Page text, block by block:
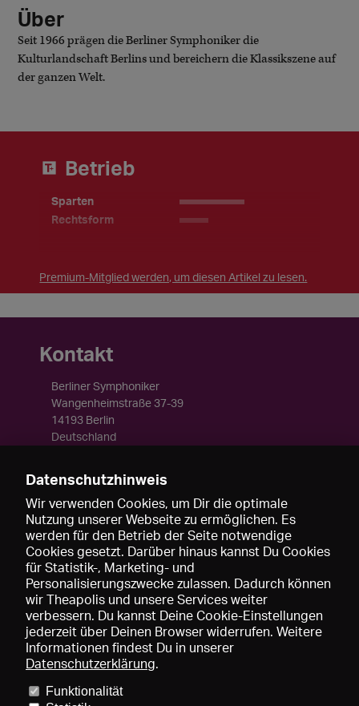
Über
Seit 1966 prägen die Berliner Symphoniker die
Kulturlandschaft Berlins und bereichern die Klassikszene auf
der ganzen Welt.
Betrieb
Sparten _________
Rechtsform ____
Premium-Mitglied werden, um diesen Artikel zu lesen.
Kontakt
Berliner Symphoniker
Wangenheimstraße 37-39
14193 Berlin
Deutschland
kontakt@berliner-symphoniker.de
Datenschutzhinweis
Wir verwenden Cookies, um Dir die optimale
Nutzung unserer Webseite zu ermöglichen. Es
werden für den Betrieb der Seite notwendige
Cookies gesetzt. Darüber hinaus kannst Du Cookies
für Statistik-, Marketing- und
Personalisierungszwecke zulassen. Dadurch können
wir Theapolis und unsere Services weiter
verbessern. Du kannst Deine Cookie-Einstellungen
jederzeit über Deinen Browser widerrufen. Weitere
Informationen findest Du in unserer
Datenschutzerklärung.
Funktionalität